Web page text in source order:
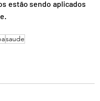
estão sendo aplicados
saude